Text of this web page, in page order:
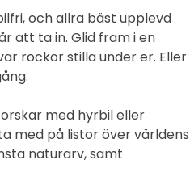
och allra bäst upplevd
att ta in. Glid fram i en
rockor stilla under er. Eller
med hyrbil eller
med på listor över världens
naturarv, samt